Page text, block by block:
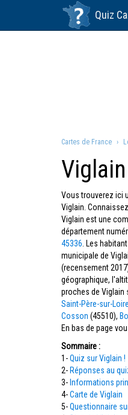
Quiz
Cartes de France
Vous trouverez ici
Viglain.
Viglain est une
département
45336 . Les
municipale de
(recensement
géographique,
proches de Viglain
Saint-Père-sur-Loire
Cosson (45510),
En bas de page
Sommaire :
1-Quiz sur Viglain !
2- Réponses au
3- Informations
4-Carte de Viglain
5-Questionnaire